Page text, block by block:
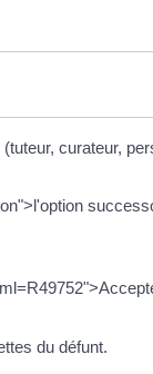
curateur,
du défunt.